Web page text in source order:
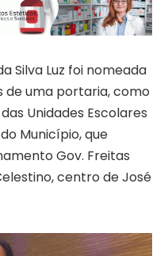
Silva Luz foi nomeada
de uma portaria, como
Unidades Escolares
Município, que
Gov. Freitas
centro de José